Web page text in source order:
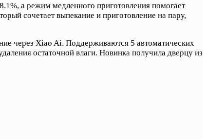
а режим медленного приготовления помогает
сочетает выпекание и приготовление на пару,
через Xiao Ai. Поддерживаются 5 автоматических
остаточной влаги. Новинка получила дверцу из